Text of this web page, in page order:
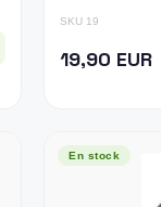
SKU 19
19,90 EUR
En stock